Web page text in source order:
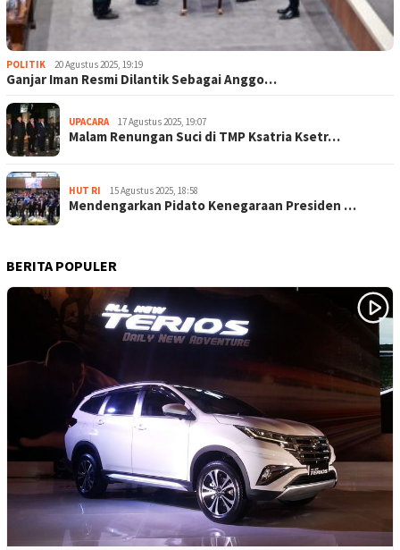
POLITIK 20 Agustus 2025, 19:19
Ganjar Iman Resmi Dilantik Sebagai Anggo…
UPACARA 17 Agustus 2025, 19:07
Malam Renungan Suci di TMP Ksatria Ksetr…
HUT RI 15 Agustus 2025, 18:58
Mendengarkan Pidato Kenegaraan Presiden …
BERITA POPULER